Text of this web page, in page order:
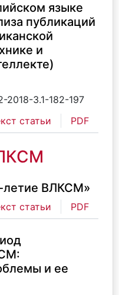
языке
публикаций
и
2018-3.1-182-197
статьи PDF
летие ВЛКСМ»
статьи PDF
и ее